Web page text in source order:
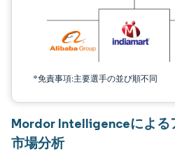
*免責事項:主要選手の並び順不同
Mordor Intelligenceによる
市場分析